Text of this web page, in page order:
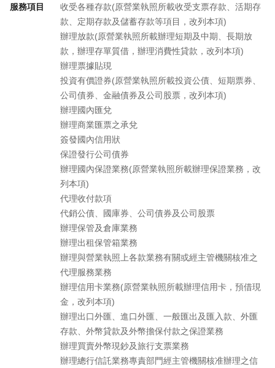
服務項目
收受各種存款(原營業執照所載收受支票存款、活期存
款、定期存款及儲蓄存款等項目，改列本項)
辦理放款(原營業執照所載辦理短期及中期、長期放
款，辦理存單質借，辦理消費性貸款，改列本項)
辦理票據貼現
投資有價證券(原營業執照所載投資公債、短期票券、
公司債券、金融債券及公司股票，改列本項)
辦理國內匯兌
辦理商業匯票之承兌
簽發國內信用狀
保證發行公司債券
辦理國內保證業務(原營業執照所載辦理保證業務，改
列本項)
代理收付款項
代銷公債、國庫券、公司債券及公司股票
辦理保管及倉庫業務
辦理出租保管箱業務
辦理與營業執照上各款業務有關或經主管機關核准之
代理服務業務
辦理信用卡業務(原營業執照所載辦理信用卡，預借現
金，改列本項)
辦理出口外匯、進口外匯、一般匯出及匯入款、外匯
存款、外幣貸款及外幣擔保付款之保證業務
辦理買賣外幣現鈔及旅行支票業務
辦理總行信託業務專責部門經主管機關核准辦理之信